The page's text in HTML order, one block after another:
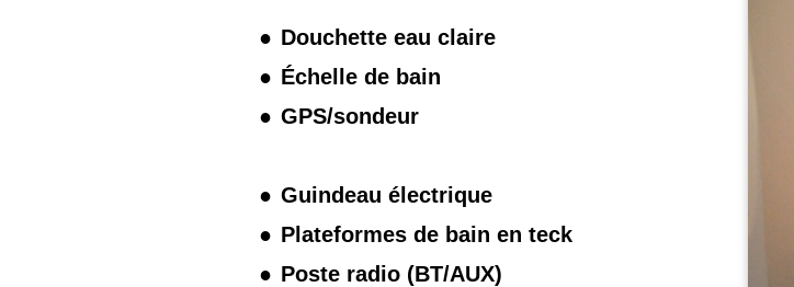
Douchette eau claire
Échelle de bain
GPS/sondeur
Guindeau électrique
Plateformes de bain en teck
Poste radio (BT/AUX)